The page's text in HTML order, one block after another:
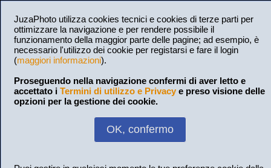
JuzaPhoto utilizza cookies tecnici e cookies di terze parti per
ottimizzare la navigazione e per rendere possibile il
funzionamento della maggior parte delle pagine; ad esempio, è
necessario l'utilizzo dei cookie per registarsi e fare il login
(maggiori informazioni).
Proseguendo nella navigazione confermi di aver letto e
accettato i Termini di utilizzo e Privacy e preso visione delle
opzioni per la gestione dei cookie.
OK, confermo